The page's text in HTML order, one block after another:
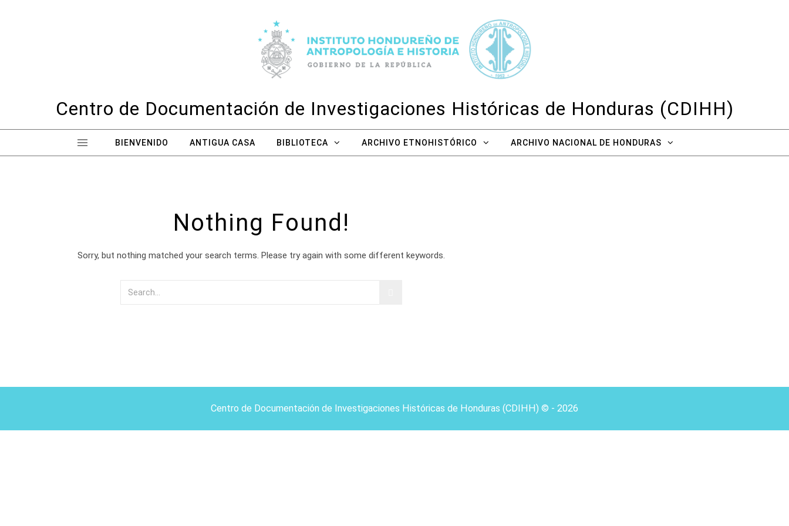
Centro de Documentación de Investigaciones Históricas de Honduras (CDIHH)
BIENVENIDO ANTIGUA CASA BIBLIOTECA ARCHIVO ETNOHISTÓRICO ARCHIVO NACIONAL DE HONDURAS
Nothing Found!
Sorry, but nothing matched your search terms. Please try again with some different keywords.
Centro de Documentación de Investigaciones Históricas de Honduras (CDIHH) © - 2026